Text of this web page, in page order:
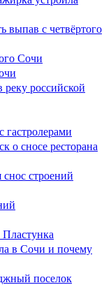
выпав с четвёртого
Сочи
российской
гастролерами
о сносе ресторана
строений
в Сочи и почему
поселок